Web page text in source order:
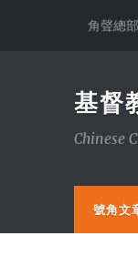
角聲總部
基督
Chinese
號角文